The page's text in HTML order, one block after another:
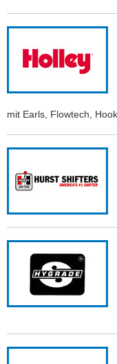
mit Earls, Flowtech,